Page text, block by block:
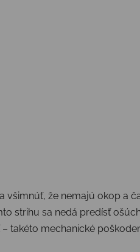
že nemajú okop a
strihu sa nedá predísť
takéto mechanické